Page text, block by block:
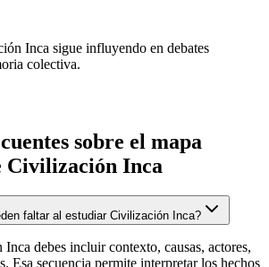
Inca sigue influyendo en debates
colectiva.
sobre el mapa
Civilización Inca
faltar al estudiar Civilización Inca?
debes incluir contexto, causas, actores,
Esa secuencia permite interpretar los hechos